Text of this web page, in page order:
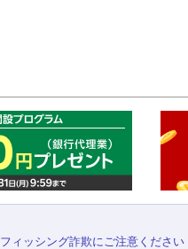
フィッシング詐欺にご注意ください